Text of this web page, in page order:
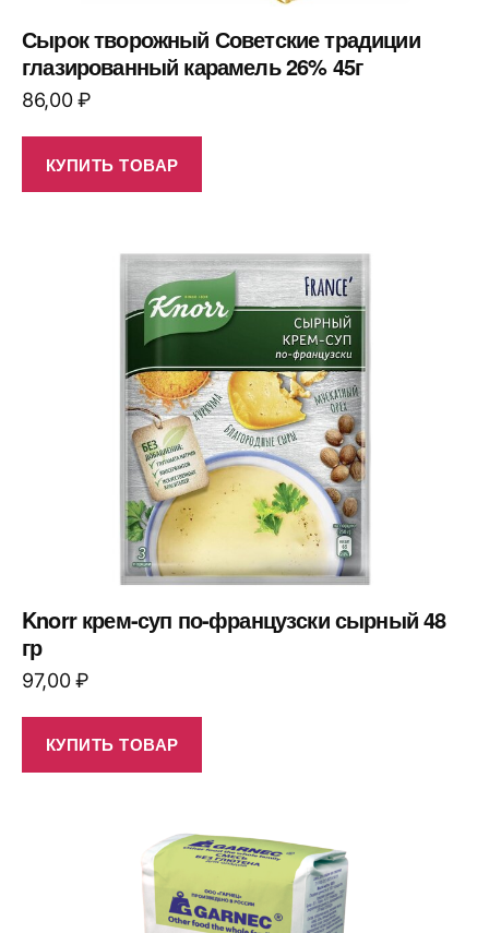
Сырок творожный Советские традиции
глазированный карамель 26% 45г
86,00₽
КУПИТЬ ТОВАР
Knorr крем-суп по-французски сырный 48
гр
97,00₽
КУПИТЬ ТОВАР